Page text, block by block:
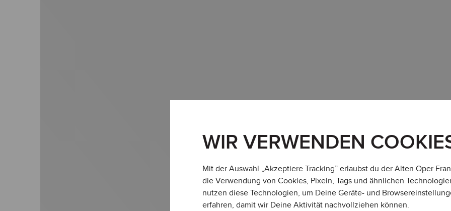
WIR VERWENDEN
Mit der Auswahl „Akzeptiere Tracking” erlaubst du der Alten Oper
die Verwendung von Cookies, Pixeln, Tags und ähnlichen
nutzen diese Technologien, um Deine Geräte- und
erfahren, damit wir Deine Aktivität nachvollziehen können.